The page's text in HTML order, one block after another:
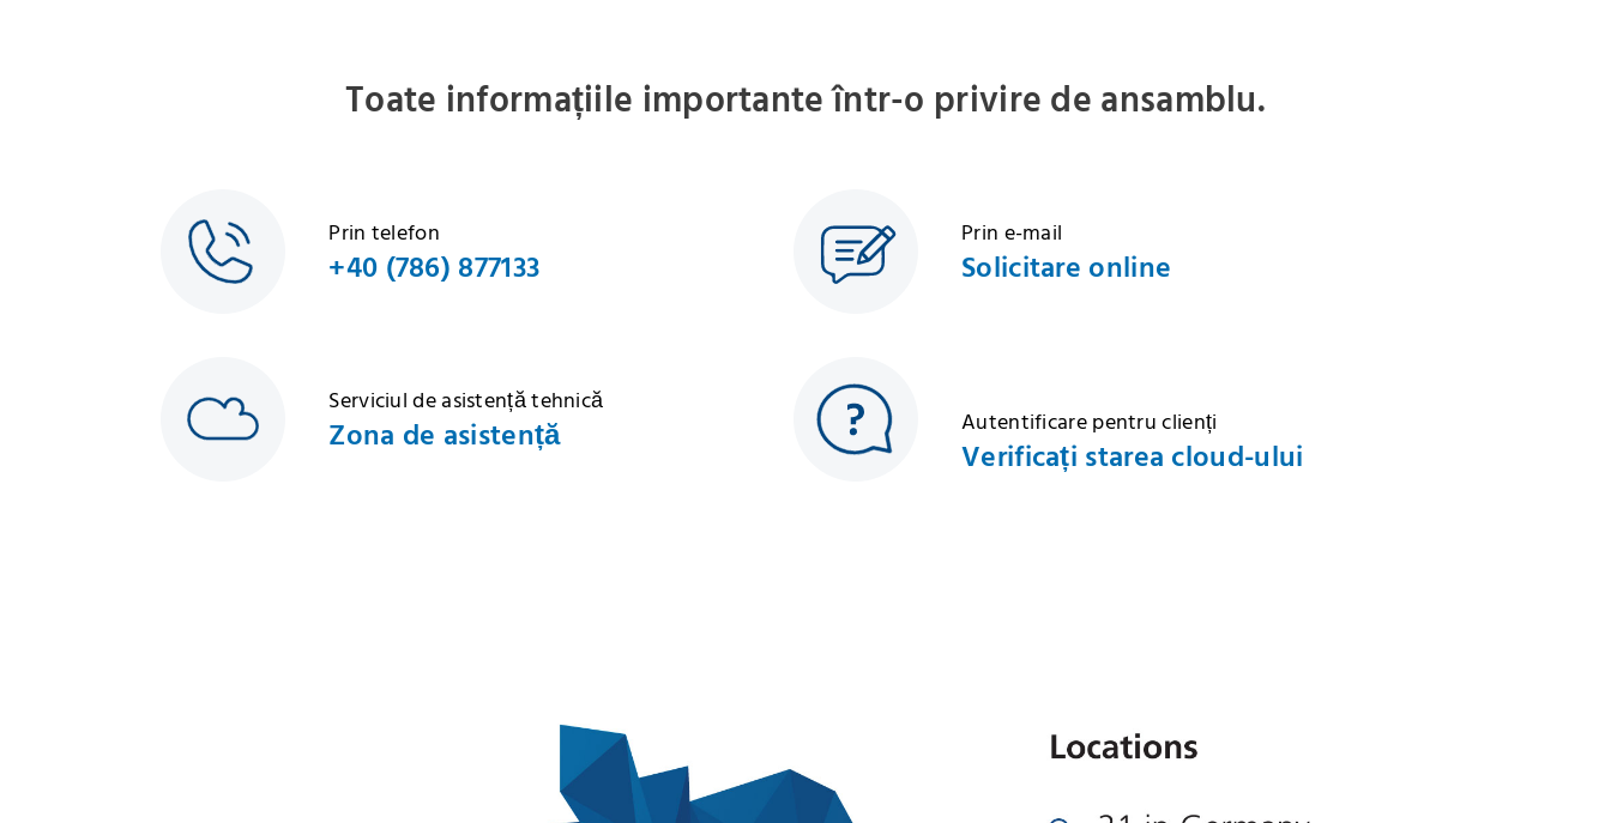
Toate informațiile importante într-o privire de ansamblu.
Prin telefon
+40 (786) 877133
Prin e-mail
Solicitare online
Serviciul de asistență tehnică
Zona de asistență Autentificare pentru clienți
Verificați starea cloud-ului